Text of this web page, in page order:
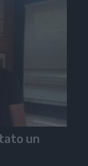
un